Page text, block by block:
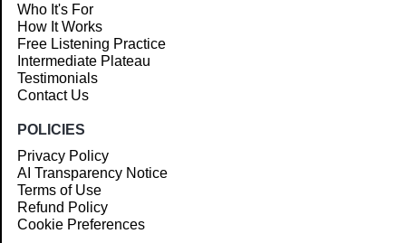
Who It's For
How It Works
Free Listening Practice
Intermediate Plateau
Testimonials
Contact Us
POLICIES
Privacy Policy
AI Transparency Notice
Terms of Use
Refund Policy
Cookie Preferences